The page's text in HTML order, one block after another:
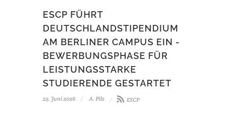
ESCP FÜHRT
DEUTSCHLANDSTIPENDIUM
AM BERLINER CAMPUS EIN -
BEWERBUNGSPHASE FÜR
LEISTUNGSSTARKE
STUDIERENDE GESTARTET
25. Juni 2026 A. Pilz ESCP